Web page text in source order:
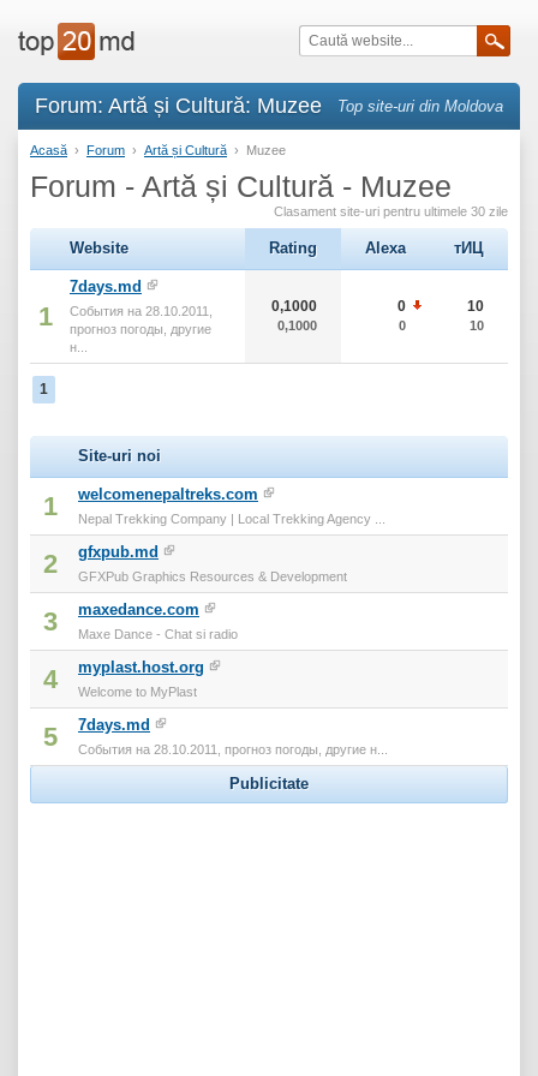
Forum: Artă și Cultură: Muzee Top site-uri din Moldova
Acasă › Forum › Artă și Cultură › Muzee
Forum - Artă și Cultură - Muzee
Clasament site-uri pentru ultimele 30 zile
Website Rating Alexa тИЦ
1
7days.md
События на 28.10.2011,
прогноз погоды, другие
н...
0,1000
0,1000
0
0
10
10
1
Site-uri noi
1 welcomenepaltreks.com
Nepal Trekking Company | Local Trekking Agency ...
2 gfxpub.md
GFXPub Graphics Resources & Development
3 maxedance.com
Maxe Dance - Chat si radio
4 myplast.host.org
Welcome to MyPlast
5 7days.md
События на 28.10.2011, прогноз погоды, другие н...
Publicitate